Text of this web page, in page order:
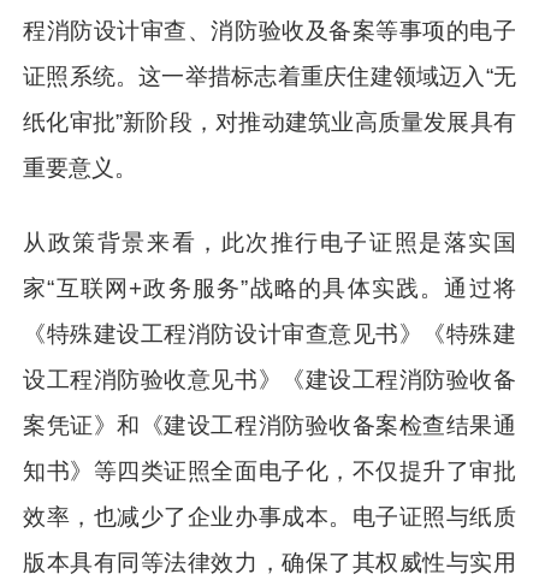
程消防设计审查、消防验收及备案等事项的电子
证照系统。这一举措标志着重庆住建领域迈入“无
纸化审批”新阶段，对推动建筑业高质量发展具有
重要意义。
从政策背景来看，此次推行电子证照是落实国
家“互联网+政务服务”战略的具体实践。通过将
《特殊建设工程消防设计审查意见书》《特殊建
设工程消防验收意见书》《建设工程消防验收备
案凭证》和《建设工程消防验收备案检查结果通
知书》等四类证照全面电子化，不仅提升了审批
效率，也减少了企业办事成本。电子证照与纸质
版本具有同等法律效力，确保了其权威性与实用